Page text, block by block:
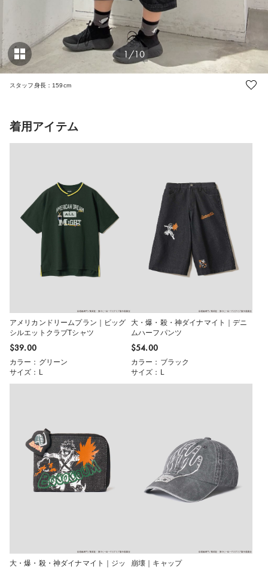
1/10
スタッフ身長：159cm
着用アイテム
アメリカンドリームプラン｜ビッグ
シルエットクラブTシャツ
$‌39.00
カラー：グリーン
サイズ：L
大・爆・殺・神ダイナマイト｜デニ
ムハーフパンツ
$‌54.00
カラー：ブラック
サイズ：L
大・爆・殺・神ダイナマイト｜ジッ
崩壊｜キャップ